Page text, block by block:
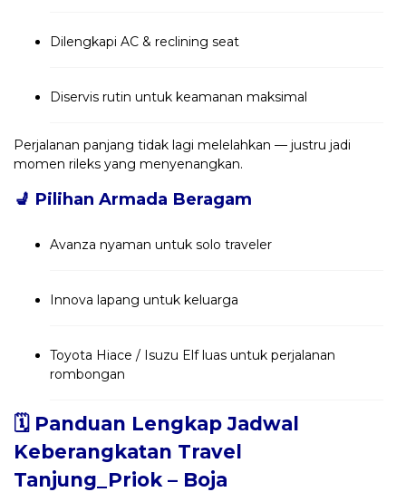
Dilengkapi AC & reclining seat
Diservis rutin untuk keamanan maksimal
Perjalanan panjang tidak lagi melelahkan — justru jadi
momen rileks yang menyenangkan.
💺 Pilihan Armada Beragam
Avanza nyaman untuk solo traveler
Innova lapang untuk keluarga
Toyota Hiace / Isuzu Elf luas untuk perjalanan
rombongan
🗓️ Panduan Lengkap Jadwal
Keberangkatan Travel
Tanjung_Priok – Boja